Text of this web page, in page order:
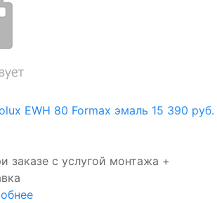
EWH 80 Formax эмаль 15 390 руб.
заказе с услугой монтажа +